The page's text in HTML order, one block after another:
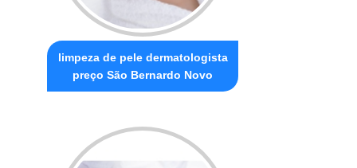
limpeza de pele dermatologista
preço São Bernardo Novo